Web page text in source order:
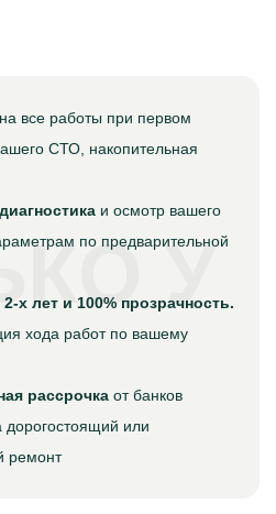
на все работы при первом
СТО, накопительная
и осмотр вашего
по предварительной
х лет и 100% прозрачность.
хода работ по вашему
рассрочка от банков
дорогостоящий или
ремонт
У